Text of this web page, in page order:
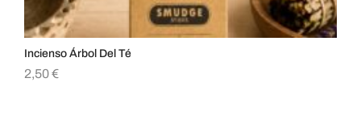
Incienso Árbol Del Té
2,50€